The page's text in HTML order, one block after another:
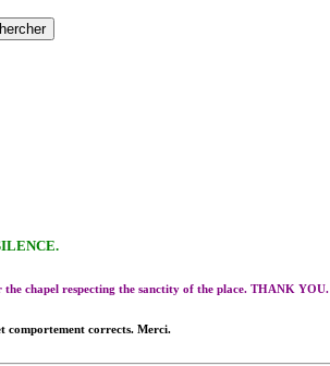
chapel respecting the sanctity of the place. THANK YOU.
comportement corrects. Merci.